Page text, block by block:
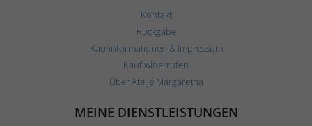
Kontakt
Rückgabe
Kaufinformationen & Impressum
Kauf widerrufen
Über Ateljé Margaretha
MEINE DIENSTLEISTUNGEN